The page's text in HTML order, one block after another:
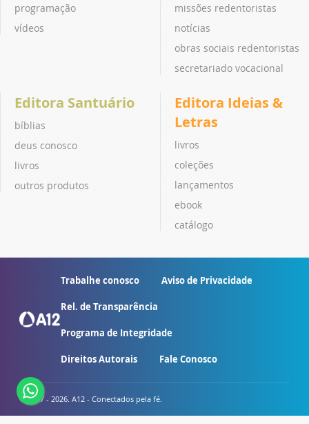
programação
vídeos
missões redentoristas
notícias
obras sociais redentoristas
secretariado vocacional
Editora Santuário
bíblias
deus conosco
livros
outros produtos
Editora Ideias &
Letras
livros
coleções
lançamentos
ebook
catálogo
Trabalhe conosco Aviso de Privacidade
Rel. de Transparência
Programa de Integridade
Direitos Autorais Fale Conosco
© 2007 - 2026. A12 - Conectados pela fé.